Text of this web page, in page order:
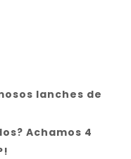
lanches de
Achamos 4